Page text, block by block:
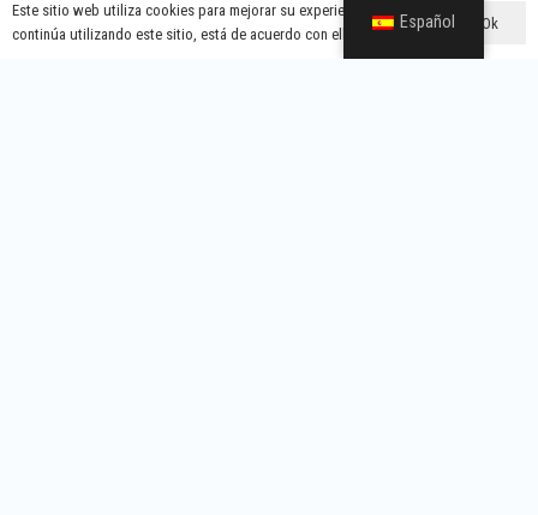
Categorías De Productos
Español
Este sitio web utiliza cookies para mejorar su experiencia. Si
continúa utilizando este sitio, está de acuerdo con ello.
Ok